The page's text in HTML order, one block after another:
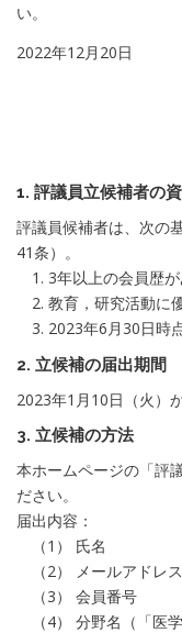
い。
2022年12月20日
1. 評議員立候補者の
評議員候補者は、次の
41条）。
1. 3年以上の会員歴が
2. 教育，研究活動に
3. 2023年6月30日時
2. 立候補の届出期間
2023年1月10日（火）
3. 立候補の方法
本ホームページの「評
ださい。
届出内容：
（1） 氏名
（2） メールアドレス
（3） 会員番号
（4） 分野名（「医